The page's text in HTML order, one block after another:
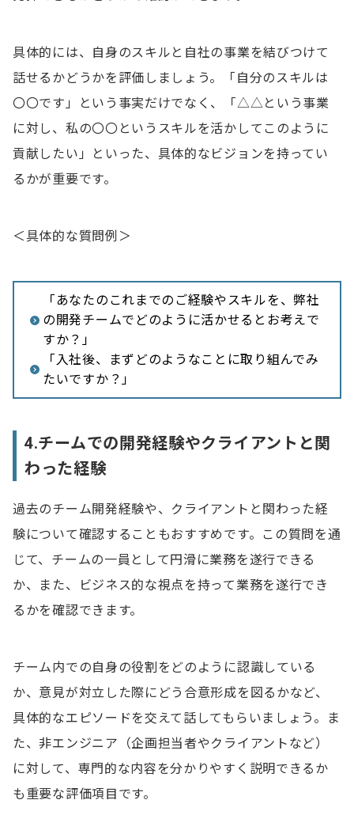
具体的には、自身のスキルと自社の事業を結びつけて
話せるかどうかを評価しましょう。「自分のスキルは
〇〇です」という事実だけでなく、「△△という事業
に対し、私の〇〇というスキルを活かしてこのように
貢献したい」といった、具体的なビジョンを持ってい
るかが重要です。
＜具体的な質問例＞
「あなたのこれまでのご経験やスキルを、弊社
の開発チームでどのように活かせるとお考えで
すか？」
「入社後、まずどのようなことに取り組んでみ
たいですか？」
4.チームでの開発経験やクライアントと関
わった経験
過去のチーム開発経験や、クライアントと関わった経
験について確認することもおすすめです。この質問を通
じて、チームの一員として円滑に業務を遂行できる
か、また、ビジネス的な視点を持って業務を遂行でき
るかを確認できます。
チーム内での自身の役割をどのように認識している
か、意見が対立した際にどう合意形成を図るかなど、
具体的なエピソードを交えて話してもらいましょう。ま
た、非エンジニア（企画担当者やクライアントなど）
に対して、専門的な内容を分かりやすく説明できるか
も重要な評価項目です。